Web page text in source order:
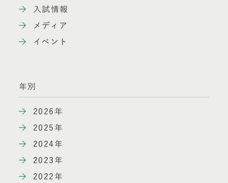
入試情報
メディア
イベント
年別
2026年
2025年
2024年
2023年
2022年